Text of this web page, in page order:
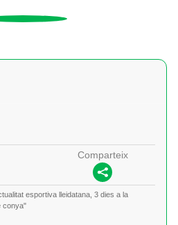
Comparteix
esportiva lleidatana, 3 dies a la
conya"